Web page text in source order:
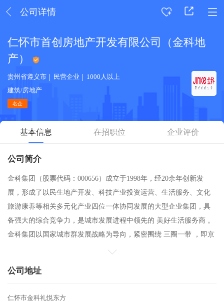
公司详情
仁怀市首创房地产开发有限公司（金科地
产）
贵州省遵义市 民营企业
1000人以上
建筑/房地产
名企
基本信息 在招职位 企业评价
公司简介
金科集团（股票代码：000656）成立于1998年，经20余年创新发
展，形成了以民生地产开发、科技产业投资运营、生活服务、文化
旅游康养等相关多元化产业四位一体协同发展的大型企业集团，具
备强大的综合竞争力，是城市发展进程中领先的 美好生活服务商 。
金科集团以国家城市群发展战略为导向，紧密围绕 三圈一带 ，即京
津冀经济圈、长三角经济圈、珠三角经济圈和长江经济带，进行区
长，效益持续提升。公司总资产3200多亿元，员工2.5万余人，2019
公司地址
仁怀市金科礼悦东方